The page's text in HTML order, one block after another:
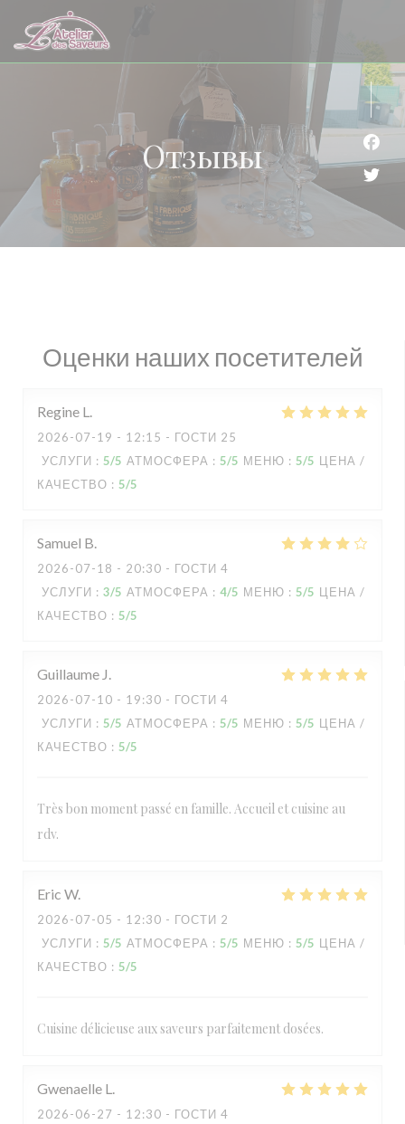
Панель управления cookies
Отзывы
Оценки наших посетителей
Regine L
2026-07-19 - 12:15 - ГОСТИ 25
УСЛУГИ : 5/5 АТМОСФЕРА : 5/5 МЕНЮ : 5/5 ЦЕНА /
КАЧЕСТВО : 5/5
Samuel B
2026-07-18 - 20:30 - ГОСТИ 4
УСЛУГИ : 3/5 АТМОСФЕРА : 4/5 МЕНЮ : 5/5 ЦЕНА /
КАЧЕСТВО : 5/5
Guillaume J
2026-07-10 - 19:30 - ГОСТИ 4
УСЛУГИ : 5/5 АТМОСФЕРА : 5/5 МЕНЮ : 5/5 ЦЕНА /
КАЧЕСТВО : 5/5
Très bon moment passé en famille. Accueil et cuisine au
rdv.
Eric W
2026-07-05 - 12:30 - ГОСТИ 2
УСЛУГИ : 5/5 АТМОСФЕРА : 5/5 МЕНЮ : 5/5 ЦЕНА /
КАЧЕСТВО : 5/5
Cuisine délicieuse aux saveurs parfaitement dosées.
Gwenaelle L
2026-06-27 - 12:30 - ГОСТИ 4